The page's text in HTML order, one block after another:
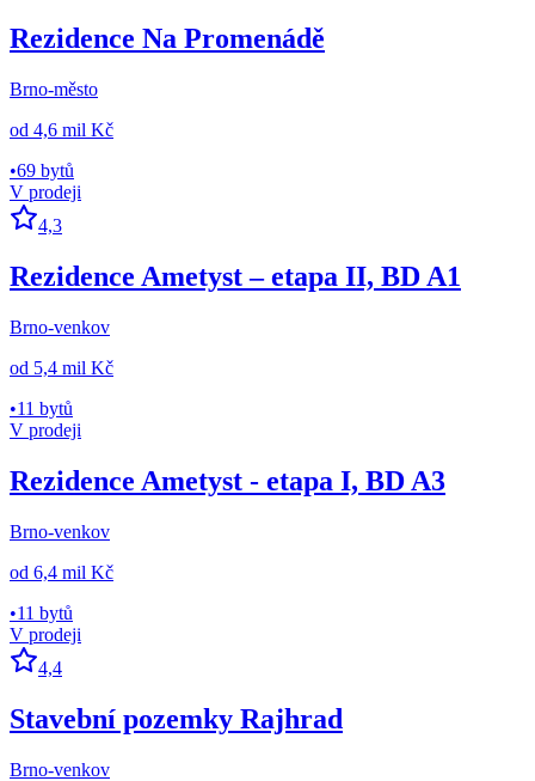
Rezidence Na Promenádě
Brno-město
od 4,6 mil Kč
•69 bytů
V prodeji
4,3
Rezidence Ametyst – etapa II, BD A1
Brno-venkov
od 5,4 mil Kč
•11 bytů
V prodeji
Rezidence Ametyst - etapa I, BD A3
Brno-venkov
od 6,4 mil Kč
•11 bytů
V prodeji
4,4
Stavební pozemky Rajhrad
Brno-venkov